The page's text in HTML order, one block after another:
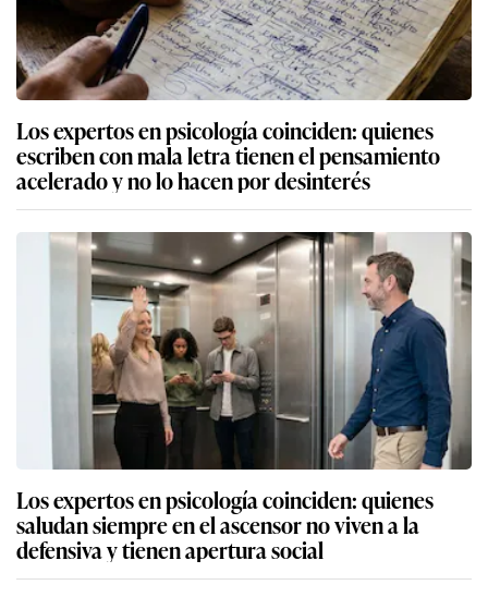
Los expertos en psicología coinciden: quienes
escriben con mala letra tienen el pensamiento
acelerado y no lo hacen por desinterés
Los expertos en psicología coinciden: quienes
saludan siempre en el ascensor no viven a la
defensiva y tienen apertura social